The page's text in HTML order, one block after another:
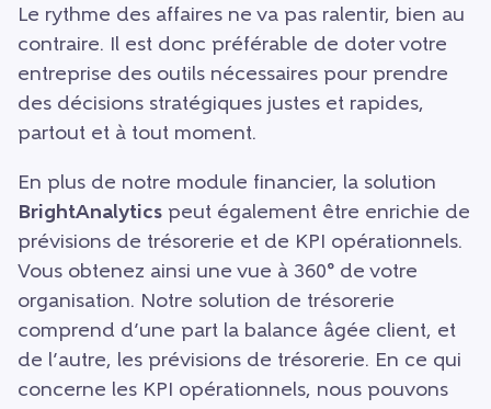
Le rythme des affaires ne va pas ralentir, bien au
contraire. Il est donc préférable de doter votre
entreprise des outils nécessaires pour prendre
des décisions stratégiques justes et rapides,
partout et à tout moment.
En plus de notre module financier, la solution
BrightAnalytics peut également être enrichie de
prévisions de trésorerie et de KPI opérationnels.
Vous obtenez ainsi une vue à 360° de votre
organisation. Notre solution de trésorerie
comprend d’une part la balance âgée client, et
de l’autre, les prévisions de trésorerie. En ce qui
concerne les KPI opérationnels, nous pouvons